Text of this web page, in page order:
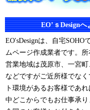
EO’ｓDesign
EO'sDesignは、自宅SOHO
ムページ作成業者です。
営業地域は茂原市、一宮
などですがご近所様でな
ト環境があるお客様であ
中どこからでもお仕事承